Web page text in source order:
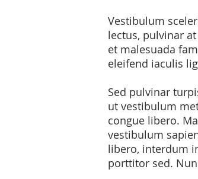
Vestibulum
lectus, pulvinar
et malesuada
eleifend iaculis
Sed pulvinar
ut vestibulum
congue libero.
vestibulum
libero, interdum
porttitor sed.